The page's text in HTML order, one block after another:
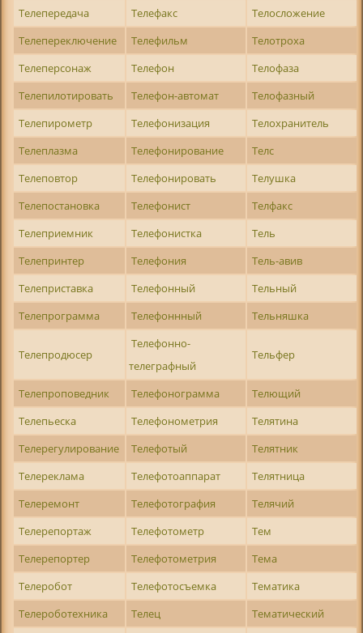
Телепередача
Телефакс
Телосложение
Телепереключение
Телефильм
Телотроха
Телеперсонаж
Телефон
Телофаза
Телепилотировать
Телефон-автомат
Телофазный
Телепирометр
Телефонизация
Телохранитель
Телеплазма
Телефонирование
Телс
Телеповтор
Телефонировать
Телушка
Телепостановка
Телефонист
Телфакс
Телеприемник
Телефонистка
Тель
Телепринтер
Телефония
Тель-авив
Телеприставка
Телефонный
Тельный
Телепрограмма
Телефоннный Тельняшка
Телепродюсер
Телефонно-
телеграфный
Тельфер
Телепроповедник Телефонограмма
Телющий
Телепьеска
Телефонометрия
Телятина
Телерегулирование
Телефотый
Телятник
Телереклама
Телефотоаппарат
Телятница
Телеремонт
Телефотография
Телячий
Телерепортаж
Телефотометр
Тем
Телерепортер
Телефотометрия
Тема
Телеробот
Телефотосъемка
Тематика
Телероботехника
Телец
Тематический